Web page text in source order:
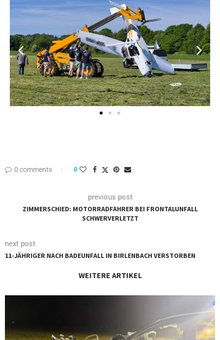
0 comments 0
previous post
ZIMMERSCHIED: MOTORRADFAHRER BEI FRONTALUNFALL
SCHWERVERLETZT
next post
11-JÄHRIGER NACH BADEUNFALL IN BIRLENBACH VERSTORBEN
WEITERE ARTIKEL